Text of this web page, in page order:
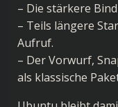
– Die stärkere
– Teils längere
Aufruf.
– Der Vorwurf,
als klassische